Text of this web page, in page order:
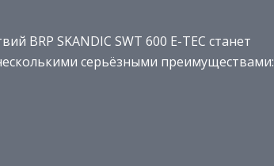
BRP SKANDIC SWT 600 E-TEC станет
серьёзными преимуществами: